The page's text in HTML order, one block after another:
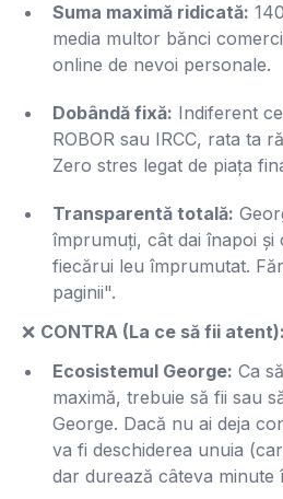
Suma maximă ridicată:
media multor bănci
online de nevoi personale.
Dobândă fixă: Indiferent
ROBOR sau IRCC, rata ta
Zero stres legat de piața
Transparentă totală:
împrumuți, cât dai înapoi și
fiecărui leu împrumutat.
paginii".
❌ CONTRA (La ce să fii atent):
Ecosistemul George: Ca
maximă, trebuie să fii sau
George. Dacă nu ai deja
va fi deschiderea unuia
dar durează câteva minute